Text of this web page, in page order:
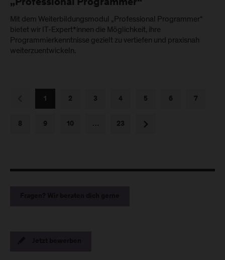
„Professional Programmer“
Mit dem Weiterbildungsmodul „Professional Programmer“
bietet wir IT-Expert*innen die Möglichkeit, ihre
Programmierkenntnisse gezielt zu vertiefen und praxisnah
weiterzuentwickeln.
vorherige
1 2 3 4 5 6 7
8 9 10 … 23 nächste